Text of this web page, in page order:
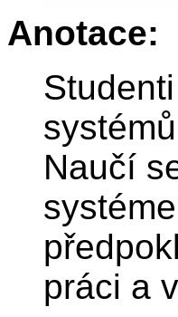
Anotace:
Naučí
práci a